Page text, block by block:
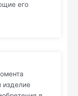
его
изделие